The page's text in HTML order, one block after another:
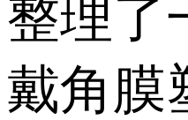
整理了
戴角膜